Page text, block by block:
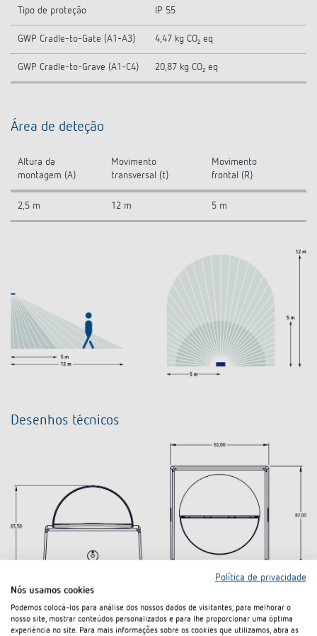
Tipo de proteção IP 55
GWP Cradle-to-Gate (A1-A3) 4,47 kg CO₂ eq
GWP Cradle-to-Grave (A1-C4) 20,87 kg CO₂ eq
Área de deteção
Altura da
montagem (A)
Movimento
transversal (t)
Movimento
frontal (R)
2,5 m 12 m 5 m
Desenhos técnicos
Política de privacidade
Nós usamos cookies
Podemos colocá-los para análise dos nossos dados de visitantes, para melhorar o
nosso site, mostrar conteúdos personalizados e para lhe proporcionar uma óptima
experiência no site. Para mais informações sobre os cookies que utilizamos, abra as